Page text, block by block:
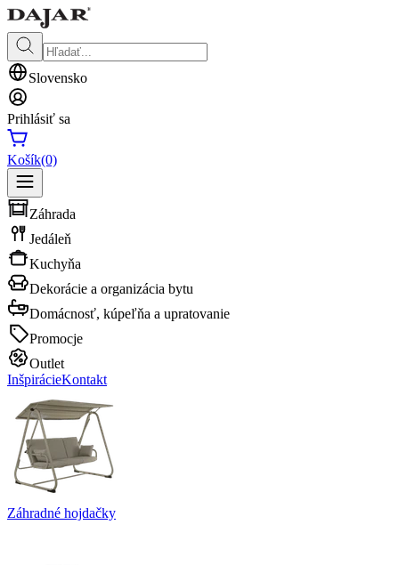
Slovensko
Prihlásiť sa
Košík(0)
Záhrada
Jedáleň
Kuchyňa
Dekorácie a organizácia bytu
Domácnosť, kúpeľňa a upratovanie
Promocje
Outlet
InšpirácieKontakt
Záhradné hojdačky